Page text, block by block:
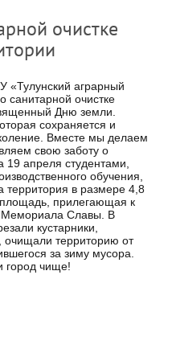
очистке
«Тулунский аграрный
санитарной очистке
Дню земли.
сохраняется и
Вместе мы делаем
свою заботу о
19 апреля студентами,
обучения,
территория в размере 4,8
прилегающая к
Мемориала Славы. В
кустарники,
очищали территорию от
за зиму мусора.
чище!